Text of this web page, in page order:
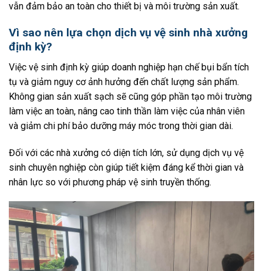
vẫn đảm bảo an toàn cho thiết bị và môi trường sản xuất.
Vì sao nên lựa chọn dịch vụ vệ sinh nhà xưởng
định kỳ?
Việc vệ sinh định kỳ giúp doanh nghiệp hạn chế bụi bẩn tích
tụ và giảm nguy cơ ảnh hưởng đến chất lượng sản phẩm.
Không gian sản xuất sạch sẽ cũng góp phần tạo môi trường
làm việc an toàn, nâng cao tinh thần làm việc của nhân viên
và giảm chi phí bảo dưỡng máy móc trong thời gian dài.
Đối với các nhà xưởng có diện tích lớn, sử dụng dịch vụ vệ
sinh chuyên nghiệp còn giúp tiết kiệm đáng kể thời gian và
nhân lực so với phương pháp vệ sinh truyền thống.